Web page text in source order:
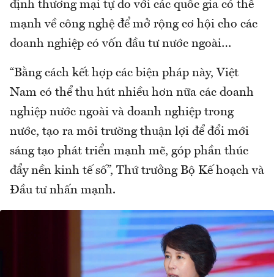
định thương mại tự do với các quốc gia có thế
mạnh về công nghệ để mở rộng cơ hội cho các
doanh nghiệp có vốn đầu tư nước ngoài…
“Bằng cách kết hợp các biện pháp này, Việt
Nam có thể thu hút nhiều hơn nữa các doanh
nghiệp nước ngoài và doanh nghiệp trong
nước, tạo ra môi trường thuận lợi để đổi mới
sáng tạo phát triển mạnh mẽ, góp phần thúc
đẩy nền kinh tế số”, Thứ trưởng Bộ Kế hoạch và
Đầu tư nhấn mạnh.